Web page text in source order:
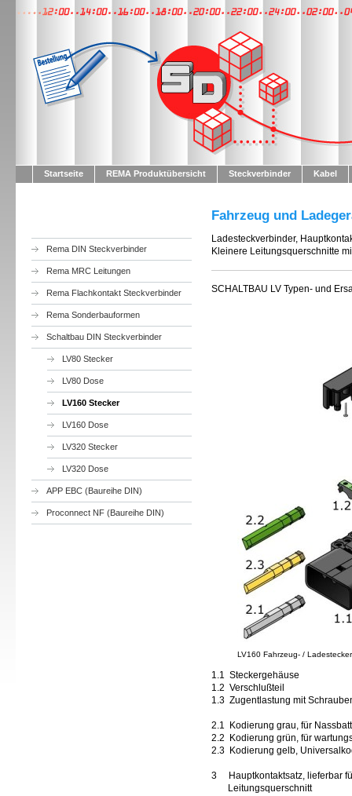
Startseite REMA Produktübersicht Steckverbinder Kabel
Rema DIN Steckverbinder
Rema MRC Leitungen
Rema Flachkontakt Steckverbinder
Rema Sonderbauformen
Schaltbau DIN Steckverbinder
LV80 Stecker
LV80 Dose
LV160 Stecker
LV160 Dose
LV320 Stecker
LV320 Dose
APP EBC (Baureihe DIN)
Proconnect NF (Baureihe DIN)
Fahrzeug und
Ladesteckverbinder,
Kleinere Leitungsquerschnitte
SCHALTBAU LV Typen- und
LV160 Fahrzeug- / Ladestecker
1.1 Steckergehäuse
1.2 Verschlußteil
1.3 Zugentlastung mit
2.1 Kodierung grau, für
2.2 Kodierung grün, für
2.3 Kodierung gelb,
3 Hauptkontaktsatz, lieferbar
Leitungsquerschnitt